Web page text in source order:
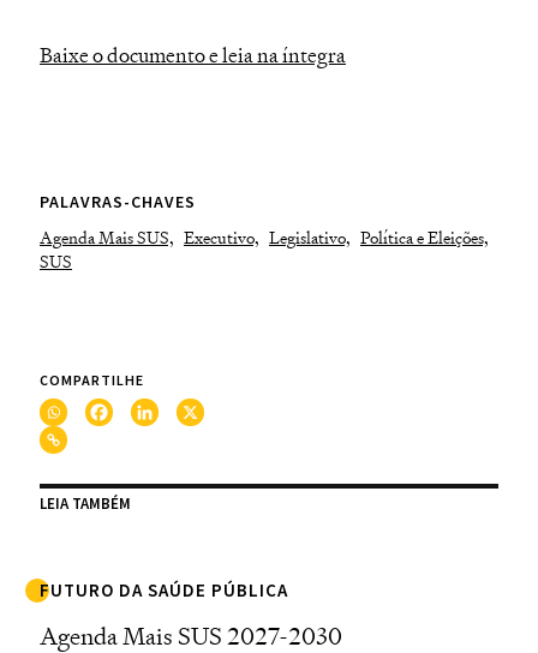
Baixe o documento e leia na íntegra
PALAVRAS-CHAVES
Agenda Mais SUS, Executivo, Legislativo, Política e Eleições,
SUS
COMPARTILHE
LEIA TAMBÉM
FUTURO DA SAÚDE PÚBLICA
Agenda Mais SUS 2027-2030